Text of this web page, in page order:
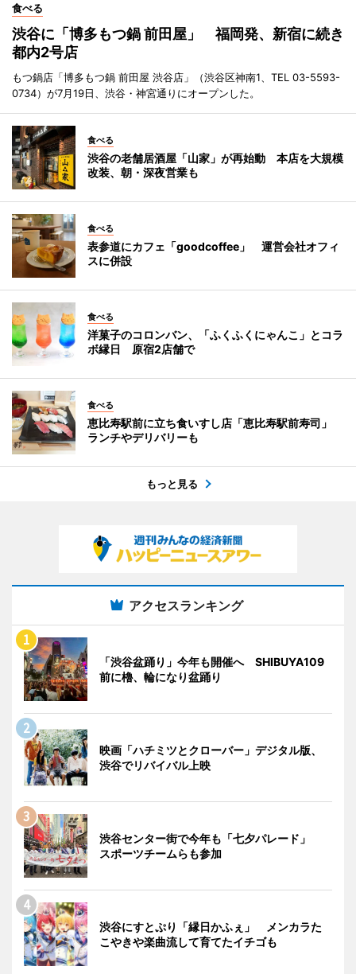
食べる
渋谷に「博多もつ鍋 前田屋」 福岡発、新宿に続き
都内2号店
もつ鍋店「博多もつ鍋 前田屋 渋谷店」（渋谷区神南1、TEL 03-5593-
0734）が7月19日、渋谷・神宮通りにオープンした。
食べる
渋谷の老舗居酒屋「山家」が再始動 本店を大規模
改装、朝・深夜営業も
食べる
表参道にカフェ「goodcoffee」 運営会社オフィ
スに併設
食べる
洋菓子のコロンバン、「ふくふくにゃんこ」とコラ
ボ縁日 原宿2店舗で
食べる
恵比寿駅前に立ち食いすし店「恵比寿駅前寿司」
ランチやデリバリーも
もっと見る
アクセスランキング
「渋谷盆踊り」今年も開催へ SHIBUYA109
前に櫓、輪になり盆踊り
映画「ハチミツとクローバー」デジタル版、
渋谷でリバイバル上映
渋谷センター街で今年も「七夕パレード」
スポーツチームらも参加
渋谷にすとぷり「縁日かふぇ」 メンカラた
こやきや楽曲流して育てたイチゴも